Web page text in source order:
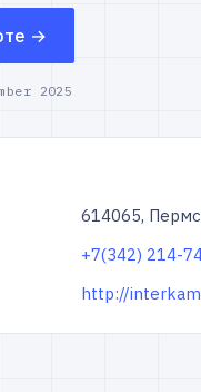
→
2025
614065,
+7(342) 214-
http://